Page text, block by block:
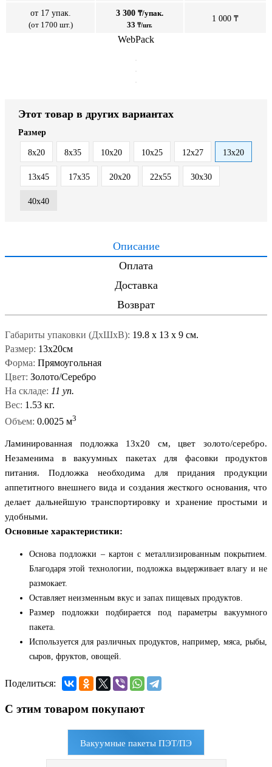
от 17 упак.
(от 1700 шт.)
3 300 ₸/упак.
33 ₸/шт.
1 000 ₸
WebPack
Этот товар в других вариантах
Размер
8х20 8х35 10х20 10х25 12х27 13х20
13х45 17х35 20х20 22х55 30х30
40х40
Описание
Оплата
Доставка
Возврат
Габариты упаковки (ДxШxВ): 19.8 x 13 x 9 см.
Размер: 13х20см
Форма: Прямоугольная
Цвет: Золото/Серебро
На складе: 11 уп.
Вес: 1.53 кг.
Объем: 0.0025 м3
Ламинированная подложка 13x20 см, цвет золото/серебро.
Незаменима в вакуумных пакетах для фасовки продуктов
питания. Подложка необходима для придания продукции
аппетитного внешнего вида и создания жесткого основания, что
делает дальнейшую транспортировку и хранение простыми и
удобными.
Основные характеристики:
Основа подложки – картон с металлизированным покрытием.
Благодаря этой технологии, подложка выдерживает влагу и не
размокает.
Оставляет неизменным вкус и запах пищевых продуктов.
Размер подложки подбирается под параметры вакуумного
пакета.
Используется для различных продуктов, например, мяса, рыбы,
сыров, фруктов, овощей.
Поделиться:
С этим товаром покупают
Вакуумные пакеты ПЭТ/ПЭ